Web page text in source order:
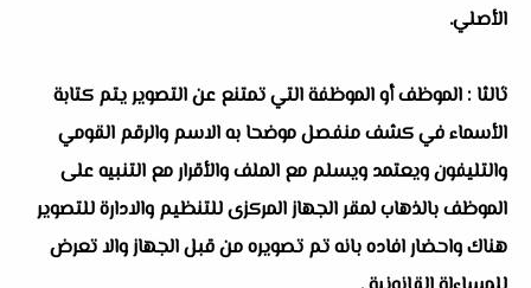
الأصلي.
ثالثا : الموظف أو الموظفة التي تمتنع عن التصوير يتم كتابة
الأسماء في كشف منفصل موضحا به الاسم والرقم القومي
والتليفون ويعتمد ويسلم مع الملف والأقرار مع التنبيه على
الموظف بالذهاب لمقر الجهاز المركزى للتنظيم والادارة للتصوير
هناك واحضار افاده بانه تم تصويره من قبل الجهاز والا تعرض